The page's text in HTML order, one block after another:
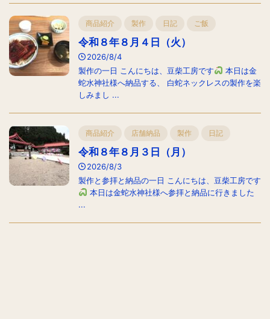
商品紹介 製作 日記 ご飯
令和８年８月４日（火）
2026/8/4
製作の一日 こんにちは、豆柴工房です
本日は金
蛇水神社様へ納品する、 白蛇ネックレスの製作を楽
しみまし ...
商品紹介 店舗納品 製作 日記
令和８年８月３日（月）
2026/8/3
製作と参拝と納品の一日 こんにちは、豆柴工房です
本日は金蛇水神社様へ参拝と納品に行きました
...